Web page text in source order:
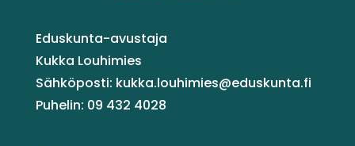
Eduskunta-avustaja
Kukka Louhimies
Sähköposti: kukka.louhimies@eduskunta.fi
Puhelin: 09 432 4028